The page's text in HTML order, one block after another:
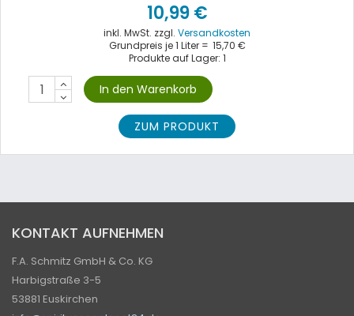
10,99 €
inkl. MwSt. zzgl. Versandkosten
Grundpreis je 1 Liter = 15,70 €
Produkte auf Lager: 1
ZUM PRODUKT
KONTAKT AUFNEHMEN
F.A. Schmitz GmbH & Co. KG
Harbigstraße 3-5
53881 Euskirchen